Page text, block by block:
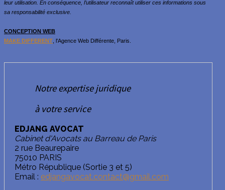
leur utilisation. En conséquence, l’utilisateur reconnaît utiliser ces informations sous
sa responsabilité exclusive.
CONCEPTION WEB
MAKE DIFFERENT , l'Agence Web Différente, Paris.
Notre expertise juridique
à votre service
EDJANG AVOCAT
Cabinet d'Avocats au Barreau de Paris
2 rue Beaurepaire
75010 PARIS
Métro République (Sortie 3 et 5)
Email : edjangavocat.contact@gmail.com